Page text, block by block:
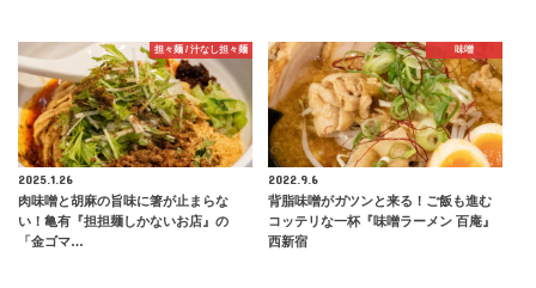
担々麺 / 汁なし担々麺
2025.1.26
肉味噌と胡麻の旨味に箸が止まらな
い！亀有『担担麺しかないお店』の
「金ゴマ…
味噌
2022.9.6
背脂味噌がガツンと来る！ご飯も進む
コッテリな一杯『味噌ラーメン 百庵』
西新宿